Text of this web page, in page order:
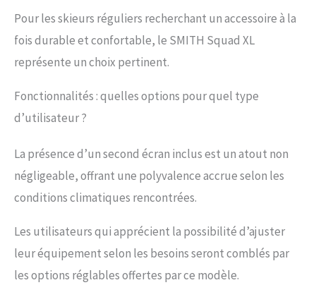
Pour les skieurs réguliers recherchant un accessoire à la
fois durable et confortable, le SMITH Squad XL
représente un choix pertinent.
Fonctionnalités : quelles options pour quel type
d’utilisateur ?
La présence d’un second écran inclus est un atout non
négligeable, offrant une polyvalence accrue selon les
conditions climatiques rencontrées.
Les utilisateurs qui apprécient la possibilité d’ajuster
leur équipement selon les besoins seront comblés par
les options réglables offertes par ce modèle.